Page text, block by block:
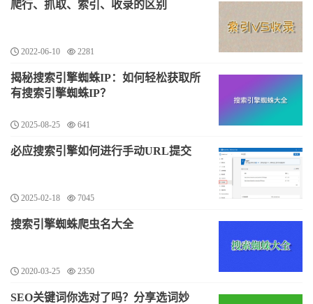
爬行、抓取、索引、收录的区别
2022-06-10 2281
揭秘搜索引擎蜘蛛IP：如何轻松获取所
有搜索引擎蜘蛛IP？
2025-08-25 641
必应搜索引擎如何进行手动URL提交
2025-02-18 7045
搜索引擎蜘蛛爬虫名大全
2020-03-25 2350
SEO关键词你选对了吗？分享选词妙